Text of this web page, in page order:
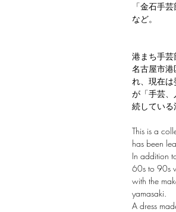
「金石手
など。
港まち手芸
名古屋市
れ、現在
が「手芸
続している
This is a
has been
In addition
60s to 90s
with the
yamasaki.
A dress